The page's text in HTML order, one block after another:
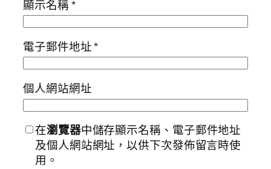
顯示名稱*
電子郵件地址*
個人網站網址
在瀏覽器中儲存顯示名稱、電子郵件地址
及個人網站網址，以供下次發佈留言時使
用。